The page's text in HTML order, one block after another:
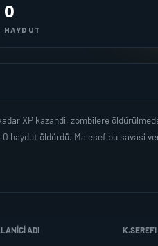
0
HAYDUT
XP kazandi, zombilere
haydut öldürdü. Malesef bu savasi
ADI K.SEREFI